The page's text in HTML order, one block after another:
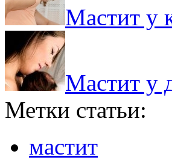
Мастит у
Мастит у
Метки статьи:
мастит